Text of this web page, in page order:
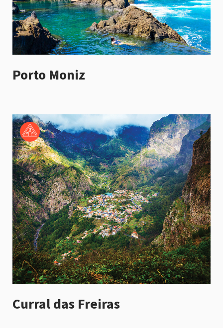
Porto Moniz
Curral das Freiras